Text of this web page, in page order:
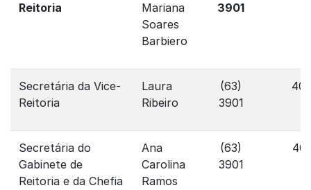
Reitoria
Mariana
Soares
Barbiero
3901
Secretária da Vice-
Reitoria
Laura
Ribeiro
(63)
3901
Secretária do
Gabinete de
Reitoria e da Chefia
Ana
Carolina
Ramos
(63)
3901